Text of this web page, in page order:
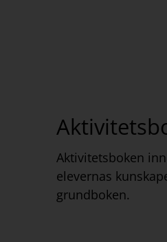
Aktivitetsboken
elevernas
grundboken.